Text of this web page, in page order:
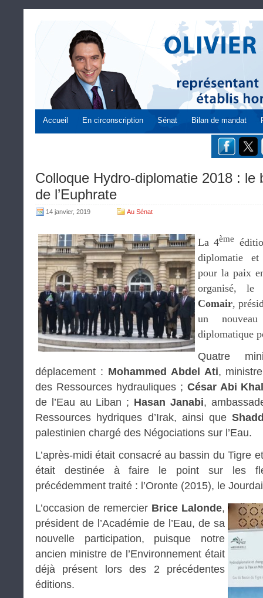
Accueil En circonscription Sénat Bilan de mandat
Colloque Hydro-diplomatie 2018 : le
de l’Euphrate
14 janvier, 2019 Au Sénat
La 4ème
diplomatie
pour la paix
organisé,
Comair,
un
diplomatique
Quatre
déplacement : Mohammed Abdel Ati,
des Ressources hydrauliques ; César Abi
de l’Eau au Liban ; Hasan Janabi,
Ressources hydriques d’Irak, ainsi que
palestinien chargé des Négociations sur l’Eau.
L’après-midi était consacré au bassin du Tigre
était destinée à faire le point sur les
précédemment traité : l’Oronte (2015), le
L’occasion de remercier Brice Lalonde,
président de l’Académie de l’Eau, de sa
nouvelle participation, puisque notre
ancien ministre de l’Environnement était
déjà présent lors des 2 précédentes
éditions.